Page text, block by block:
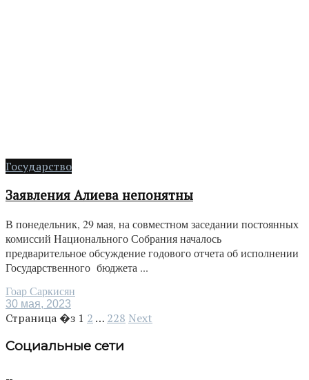
Государство
Заявления Алиева непонятны
В понедельник, 29 мая, на совместном заседании постоянных
комиссий Национального Собрания началось
предварительное обсуждение годового отчета об исполнении
Государственного бюджета ...
Гоар Саркисян
30 мая, 2023
Страница �з 1 2 … 228 Next
Социальные сети